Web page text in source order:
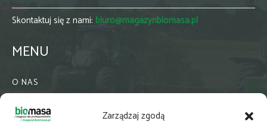
Zarządzaj zgodą
Skontaktuj się z nami: biuro@magazynbiomasa.pl
MENU
O NAS
WSPÓŁPRACA